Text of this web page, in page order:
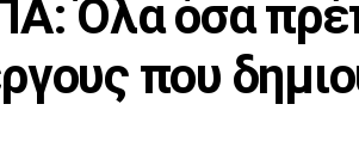
Όλα όσα
που